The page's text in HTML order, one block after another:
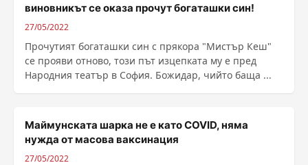
виновникът се оказа прочут богаташки син!
27/05/2022
Прочутият богаташки син с прякора "Мистър Кеш"
се прояви отново, този път изцепката му е пред
Народния театър в София. Божидар, чийто баща ...
Маймунската шарка не е като COVID, няма
нужда от масова ваксинация
27/05/2022